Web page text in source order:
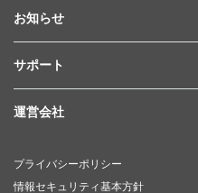
お知らせ
サポート
運営会社
プライバシーポリシー
情報セキュリティ基本方針